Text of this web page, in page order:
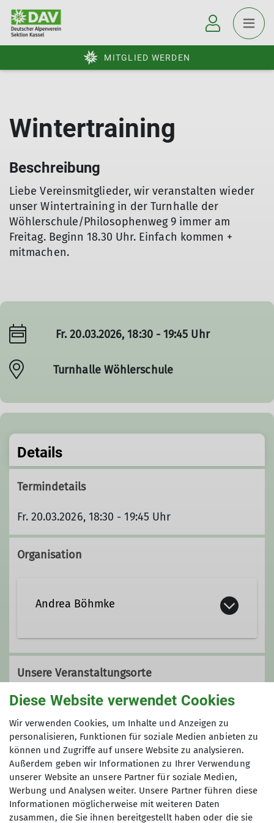
MITGLIED WERDEN
Wintertraining
Beschreibung
Liebe Vereinsmitglieder, wir veranstalten wieder
unser Wintertraining in der Turnhalle der
Wöhlerschule/Philosophenweg 9 immer am
Freitag. Beginn 18.30 Uhr. Einfach kommen +
mitmachen.
Fr. 20.03.2026, 18:30 - 19:45 Uhr
Turnhalle Wöhlerschule
Details
Termindetails
Fr. 20.03.2026, 18:30 - 19:45 Uhr
Organisation
Andrea Böhmke
Unsere Veranstaltungsorte
Turnhalle Wöhlerschule
Philosphenweg 9
34121 Kassel
Diese Website verwendet Cookies
Wir verwenden Cookies, um Inhalte und Anzeigen zu
personalisieren, Funktionen für soziale Medien anbieten zu
können und Zugriffe auf unsere Website zu analysieren.
Außerdem geben wir Informationen zu Ihrer Verwendung
unserer Website an unsere Partner für soziale Medien,
Werbung und Analysen weiter. Unsere Partner führen diese
Informationen möglicherweise mit weiteren Daten
zusammen, die Sie ihnen bereitgestellt haben oder die sie